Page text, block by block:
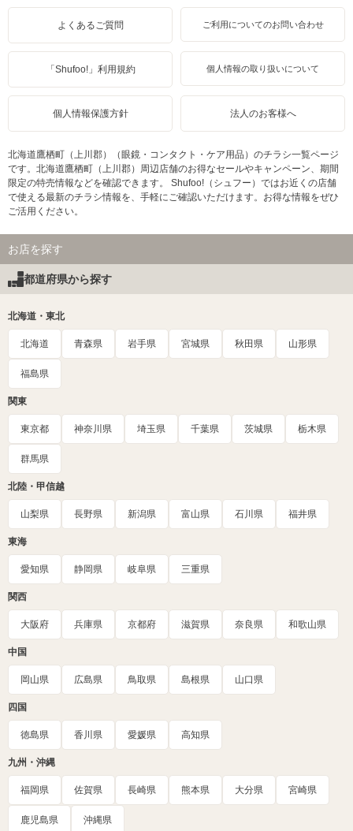
よくあるご質問 ご利用についてのお問い合わせ
「Shufoo!」利用規約 個人情報の取り扱いについて
個人情報保護方針 法人のお客様へ
北海道鷹栖町（上川郡）（眼鏡・コンタクト・ケア用品）のチラシ一覧ページ
です。北海道鷹栖町（上川郡）周辺店舗のお得なセールやキャンペーン、期間
限定の特売情報などを確認できます。 Shufoo!（シュフー）ではお近くの店舗
で使える最新のチラシ情報を、手軽にご確認いただけます。お得な情報をぜひ
ご活用ください。
お店を探す
都道府県から探す
北海道・東北
北海道 青森県 岩手県 宮城県 秋田県 山形県
福島県
関東
東京都 神奈川県 埼玉県 千葉県 茨城県 栃木県
群馬県
北陸・甲信越
山梨県 長野県 新潟県 富山県 石川県 福井県
東海
愛知県 静岡県 岐阜県 三重県
関西
大阪府 兵庫県 京都府 滋賀県 奈良県 和歌山県
中国
岡山県 広島県 鳥取県 島根県 山口県
四国
徳島県 香川県 愛媛県 高知県
九州・沖縄
福岡県 佐賀県 長崎県 熊本県 大分県 宮崎県
鹿児島県 沖縄県